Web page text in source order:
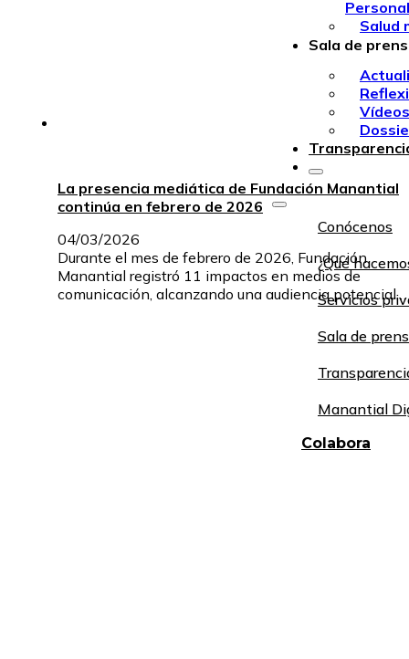
Personal
Salud
Sala de
Vídeos
Conócenos
¿Qué
Servicios
Sala de
Manantial
Colabora
La presencia mediática de Fundación Manantial
continúa en febrero de 2026
04/03/2026
Durante el mes de febrero de 2026, Fundación
Manantial registró 11 impactos en medios de
comunicación, alcanzando una audiencia potencial…